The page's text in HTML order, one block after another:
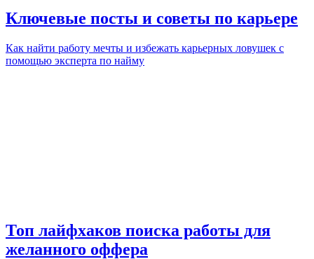
Ключевые посты и советы по карьере
Как найти работу мечты и избежать карьерных ловушек с
помощью эксперта по найму
Топ лайфхаков поиска работы для
желанного оффера